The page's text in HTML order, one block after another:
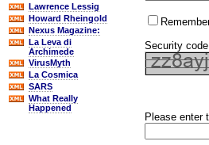
Lawrence Lessig
Howard Rheingold
Nexus Magazine:
La Leva di
Archimede
VirusMyth
La Cosmica
SARS
What Really
Happened
Security
Please enter